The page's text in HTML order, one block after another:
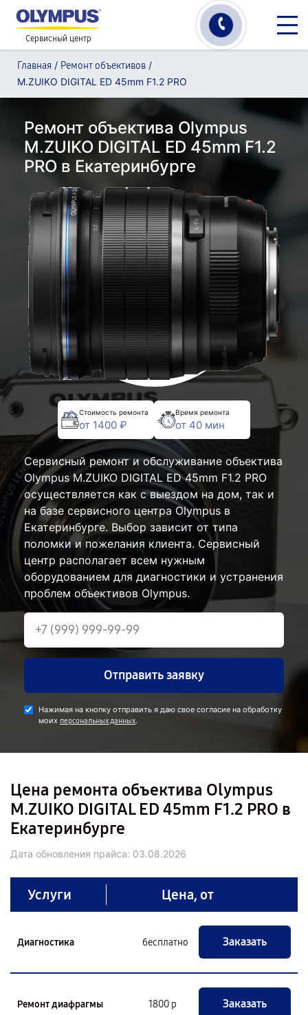
Сервисный центр
Главная / Ремонт объективов /
M.ZUIKO DIGITAL ED 45mm F1.2 PRO
Ремонт объектива Olympus
M.ZUIKO DIGITAL ED 45mm F1.2
PRO в Екатеринбурге
Стоимость ремонта
от 1400 ₽
Время ремонта
от 40 мин
Сервисный ремонт и обслуживание объектива
Olympus M.ZUIKO DIGITAL ED 45mm F1.2 PRO
осуществляется как с выездом на дом, так и
на базе сервисного центра Olympus в
Екатеринбурге. Выбор зависит от типа
поломки и пожелания клиента. Сервисный
центр располагает всем нужным
оборудованием для диагностики и устранения
проблем объективов Olympus.
Отправить заявку
Нажимая на кнопку отправить я даю свое согласие на обработку
моих персональных данных.
Цена ремонта объектива Olympus
M.ZUIKO DIGITAL ED 45mm F1.2 PRO в
Екатеринбурге
Дата обновления прайса: 03.08.2026
Услуги Цена, от
Диагностика бесплатно Заказать
Ремонт диафрагмы 1800 р Заказать